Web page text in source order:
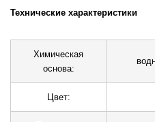
Технические характеристики
Химическая
основа:
Цвет: